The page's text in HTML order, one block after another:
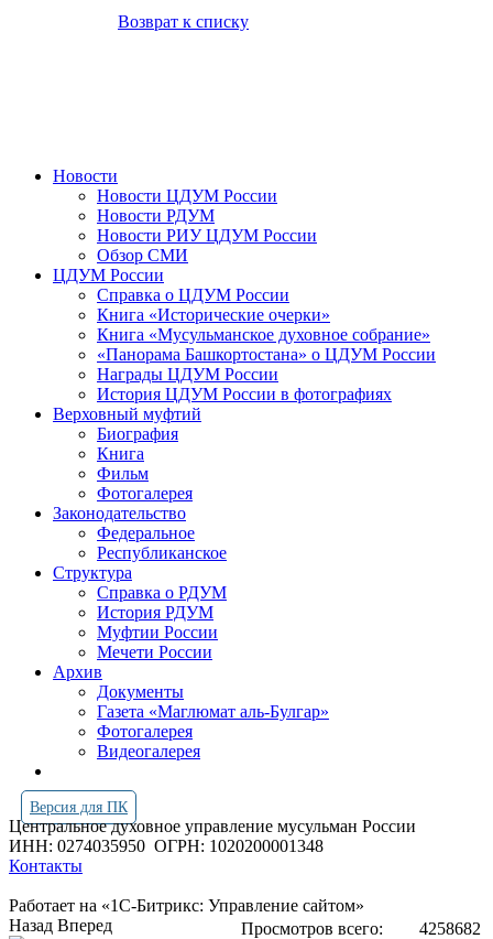
Возврат к списку
Новости
Новости ЦДУМ России
Новости РДУМ
Новости РИУ ЦДУМ России
Обзор СМИ
ЦДУМ России
Справка о ЦДУМ России
Книга «Исторические очерки»
Книга «Мусульманское духовное собрание»
«Панорама Башкортостана» о ЦДУМ России
Награды ЦДУМ России
История ЦДУМ России в фотографиях
Верховный муфтий
Биография
Книга
Фильм
Фотогалерея
Законодательство
Федеральное
Республиканское
Структура
Справка о РДУМ
История РДУМ
Муфтии России
Мечети России
Архив
Документы
Газета «Маглюмат аль-Булгар»
Фотогалерея
Видеогалерея
Версия для ПК
Центральное духовное управление мусульман России
ИНН: 0274035950 ОГРН: 1020200001348
Контакты
Работает на «1С-Битрикс: Управление сайтом»
Просмотров всего:
4258682
Назад Вперед